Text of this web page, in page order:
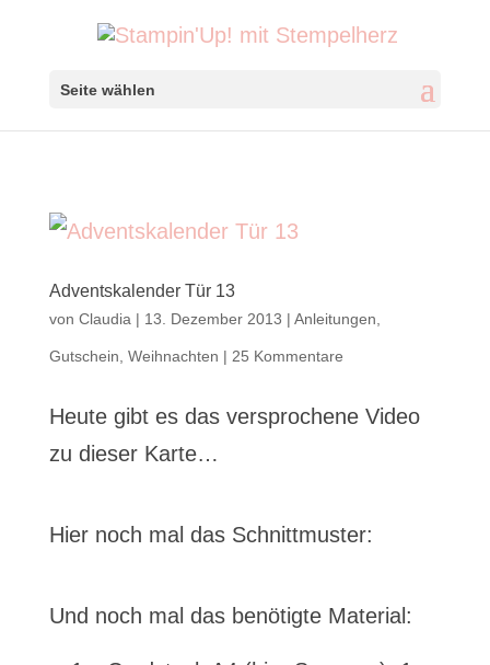
Seite wählen
Adventskalender Tür 13
von Claudia | 13. Dezember 2013 | Anleitungen
Gutschein Weihnachten | 25 Kommentare
Heute gibt es das versprochene Video
zu dieser Karte…
Hier noch mal das Schnittmuster:
Und noch mal das benötigte Material: